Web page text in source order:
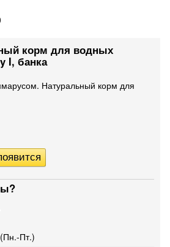
корм для водных
I, банка
Натуральный корм для
Пт.)